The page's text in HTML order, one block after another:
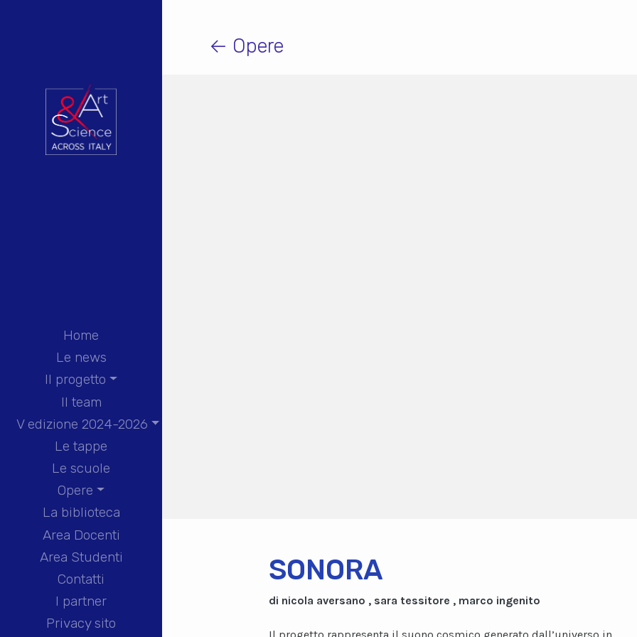
Home
Le news
Il progetto
Il team
V edizione 2024-2026
Le tappe
Le scuole
Opere
La biblioteca
Area Docenti
Area Studenti
Contatti
I partner
Privacy sito
← Opere
SONORA
di nicola aversano , sara tessitore , marco ingenito